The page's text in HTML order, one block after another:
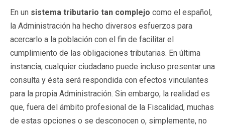
En un sistema tributario tan complejo como el español,
la Administración ha hecho diversos esfuerzos para
acercarlo a la población con el fin de facilitar el
cumplimiento de las obligaciones tributarias. En última
instancia, cualquier ciudadano puede incluso presentar una
consulta y ésta será respondida con efectos vinculantes
para la propia Administración. Sin embargo, la realidad es
que, fuera del ámbito profesional de la Fiscalidad, muchas
de estas opciones o se desconocen o, simplemente, no